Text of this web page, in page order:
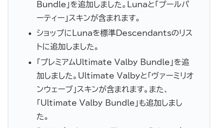
Bundle」を追加しました。Lunaと「プールパ
ーティー」スキンが含まれます。
ショップにLunaを標準Descendantsのリス
トに追加しました。
「プレミアムUltimate Valby Bundle」を追
加しました。Ultimate Valbyと「ヴァーミリオ
ンウェーブ」スキンが含まれます。また、
「Ultimate Valby Bundle」も追加しまし
た。